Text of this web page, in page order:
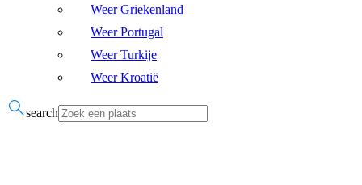
Weer Griekenland
Weer Portugal
Weer Turkije
Weer Kroatië
search